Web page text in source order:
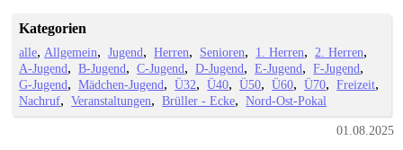
Kategorien
alle Allgemein Jugend Herren Senioren 1. Herren
2. Herren
A-Jugend
B-Jugend C-Jugend D-Jugend E-Jugend
F-Jugend
G-Jugend
Mädchen-Jugend Ü32 Ü40 Ü50 Ü60 Ü70
Freizeit
Nachruf
Veranstaltungen Brüller - Ecke Nord-Ost-Pokal
01.08.2025